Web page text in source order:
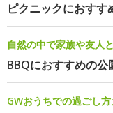
ピクニックにおすす
自然の中で家族や友人
BBQにおすすめの公
GWおうちでの過ごし